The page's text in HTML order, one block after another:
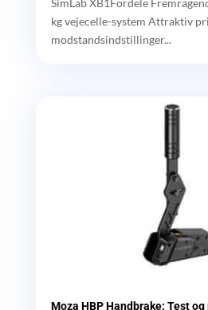
SimLab XB1Fordele
kg vejecelle-system Attraktiv
modstandsindstillinger...
Moza HBP Handbrake: Test